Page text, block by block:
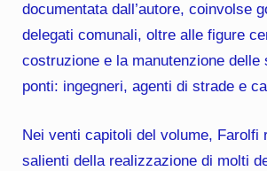
documentata dall’autore, coinvolse
delegati comunali, oltre alle figure
costruzione e la manutenzione delle
ponti: ingegneri, agenti di strade e
Nei venti capitoli del volume, Farolfi
salienti della realizzazione di molti